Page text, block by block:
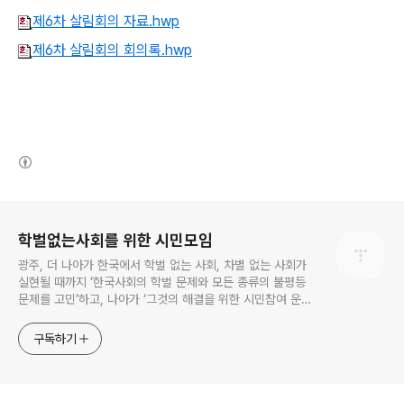
제6차 살림회의 자료.hwp
제6차 살림회의 회의록.hwp
학벌없는사회를 위한 시민모임
광주, 더 나아가 한국에서 학벌 없는 사회, 차별 없는 사회가
실현될 때까지 ‘한국사회의 학벌 문제와 모든 종류의 불평등
문제를 고민’하고, 나아가 ‘그것의 해결을 위한 시민참여 운
구독하기